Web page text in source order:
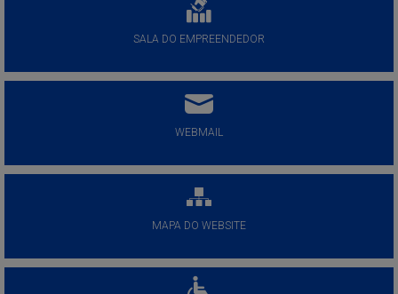
SALA DO EMPREENDEDOR
WEBMAIL
MAPA DO WEBSITE